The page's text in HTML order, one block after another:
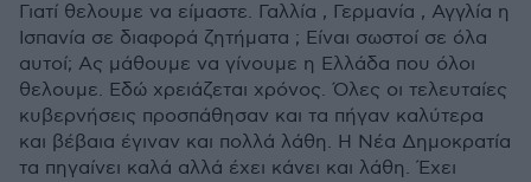
Γιατί θελουμε να είμαστε. Γαλλία , Γερμανία , Αγγλία η
Ισπανία σε διαφορά ζητήματα ; Είναι σωστοί σε όλα
αυτοί; Ας μάθουμε να γίνουμε η Ελλάδα που όλοι
θελουμε. Εδώ χρειάζεται χρόνος. Όλες οι τελευταίες
κυβερνήσεις προσπάθησαν και τα πήγαν καλύτερα
και βέβαια έγιναν και πολλά λάθη. Η Νέα Δημοκρατία
τα πηγαίνει καλά αλλά έχει κάνει και λάθη. Έχει